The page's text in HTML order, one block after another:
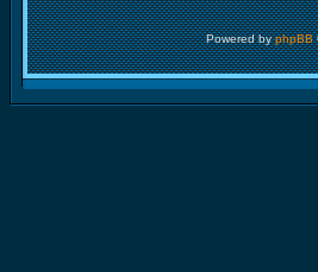
Powered byphpBB